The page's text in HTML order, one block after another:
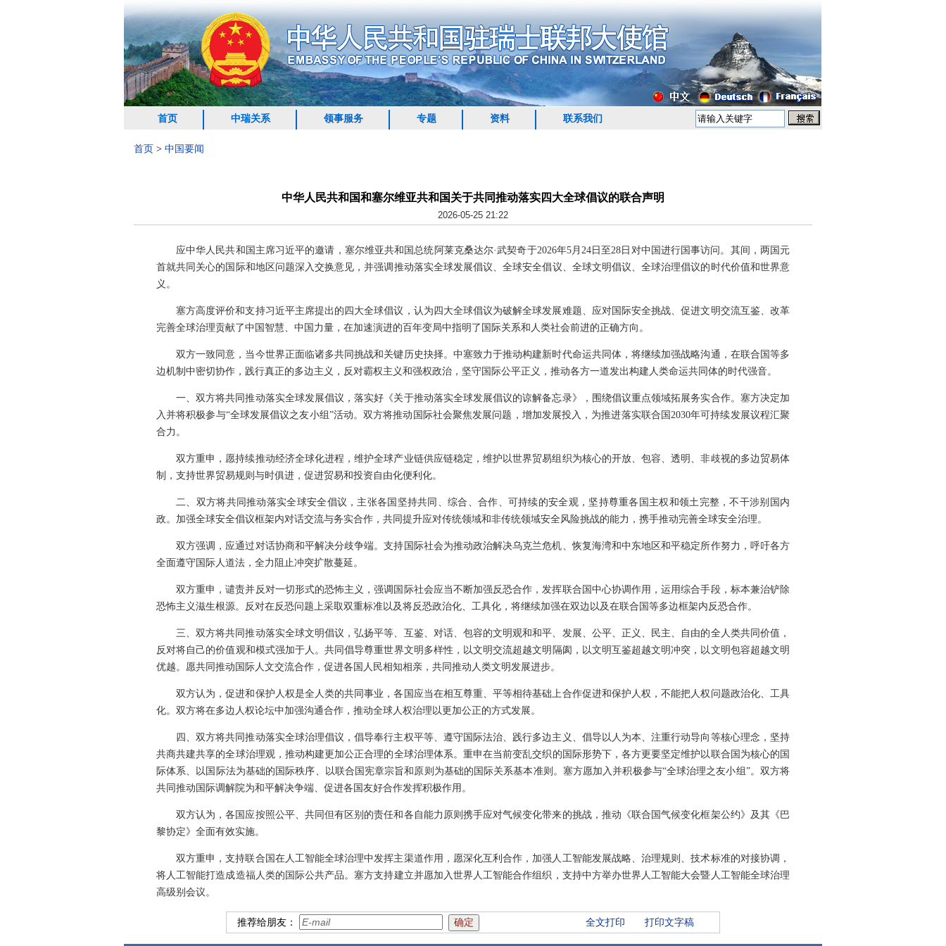
首页 中瑞关系 领事服务 专题 资料 联系我们
首页 > 中国要闻
中华人民共和国和塞尔维亚共和国关于共同推动落实四大全球倡议的联合声明
2026-05-25 21:22
应中华人民共和国主席习近平的邀请，塞尔维亚共和国总统阿莱克桑达尔·武契奇于2026年5月24日至28日对中国进行国事访问。其间，两国元
首就共同关心的国际和地区问题深入交换意见，并强调推动落实全球发展倡议、全球安全倡议、全球文明倡议、全球治理倡议的时代价值和世界意
义。
塞方高度评价和支持习近平主席提出的四大全球倡议，认为四大全球倡议为破解全球发展难题、应对国际安全挑战、促进文明交流互鉴、改革
完善全球治理贡献了中国智慧、中国力量，在加速演进的百年变局中指明了国际关系和人类社会前进的正确方向。
双方一致同意，当今世界正面临诸多共同挑战和关键历史抉择。中塞致力于推动构建新时代命运共同体，将继续加强战略沟通，在联合国等多
边机制中密切协作，践行真正的多边主义，反对霸权主义和强权政治，坚守国际公平正义，推动各方一道发出构建人类命运共同体的时代强音。
一、双方将共同推动落实全球发展倡议，落实好《关于推动落实全球发展倡议的谅解备忘录》，围绕倡议重点领域拓展务实合作。塞方决定加
入并将积极参与“全球发展倡议之友小组”活动。双方将推动国际社会聚焦发展问题，增加发展投入，为推进落实联合国2030年可持续发展议程汇聚
合力。
双方重申，愿持续推动经济全球化进程，维护全球产业链供应链稳定，维护以世界贸易组织为核心的开放、包容、透明、非歧视的多边贸易体
制，支持世界贸易规则与时俱进，促进贸易和投资自由化便利化。
二、双方将共同推动落实全球安全倡议，主张各国坚持共同、综合、合作、可持续的安全观，坚持尊重各国主权和领土完整，不干涉别国内
政。加强全球安全倡议框架内对话交流与务实合作，共同提升应对传统领域和非传统领域安全风险挑战的能力，携手推动完善全球安全治理。
双方强调，应通过对话协商和平解决分歧争端。支持国际社会为推动政治解决乌克兰危机、恢复海湾和中东地区和平稳定所作努力，呼吁各方
全面遵守国际人道法，全力阻止冲突扩散蔓延。
双方重申，谴责并反对一切形式的恐怖主义，强调国际社会应当不断加强反恐合作，发挥联合国中心协调作用，运用综合手段，标本兼治铲除
恐怖主义滋生根源。反对在反恐问题上采取双重标准以及将反恐政治化、工具化，将继续加强在双边以及在联合国等多边框架内反恐合作。
三、双方将共同推动落实全球文明倡议，弘扬平等、互鉴、对话、包容的文明观和和平、发展、公平、正义、民主、自由的全人类共同价值，
反对将自己的价值观和模式强加于人。共同倡导尊重世界文明多样性，以文明交流超越文明隔阂，以文明互鉴超越文明冲突，以文明包容超越文明
优越。愿共同推动国际人文交流合作，促进各国人民相知相亲，共同推动人类文明发展进步。
双方认为，促进和保护人权是全人类的共同事业，各国应当在相互尊重、平等相待基础上合作促进和保护人权，不能把人权问题政治化、工具
化。双方将在多边人权论坛中加强沟通合作，推动全球人权治理以更加公正的方式发展。
四、双方将共同推动落实全球治理倡议，倡导奉行主权平等、遵守国际法治、践行多边主义、倡导以人为本、注重行动导向等核心理念，坚持
共商共建共享的全球治理观，推动构建更加公正合理的全球治理体系。重申在当前变乱交织的国际形势下，各方更要坚定维护以联合国为核心的国
际体系、以国际法为基础的国际秩序、以联合国宪章宗旨和原则为基础的国际关系基本准则。塞方愿加入并积极参与“全球治理之友小组”。双方将
共同推动国际调解院为和平解决争端、促进各国友好合作发挥积极作用。
双方认为，各国应按照公平、共同但有区别的责任和各自能力原则携手应对气候变化带来的挑战，推动《联合国气候变化框架公约》及其《巴
黎协定》全面有效实施。
双方重申，支持联合国在人工智能全球治理中发挥主渠道作用，愿深化互利合作，加强人工智能发展战略、治理规则、技术标准的对接协调，
将人工智能打造成造福人类的国际公共产品。塞方支持建立并愿加入世界人工智能合作组织，支持中方举办世界人工智能大会暨人工智能全球治理
高级别会议。
推荐给朋友： 全文打印 打印文字稿